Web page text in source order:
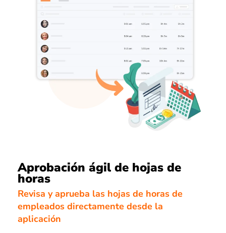
Aprobación ágil de hojas de
horas
Revisa y aprueba las hojas de horas de
empleados directamente desde la
aplicación